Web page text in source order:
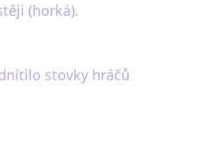
(horká).
stovky hráčů